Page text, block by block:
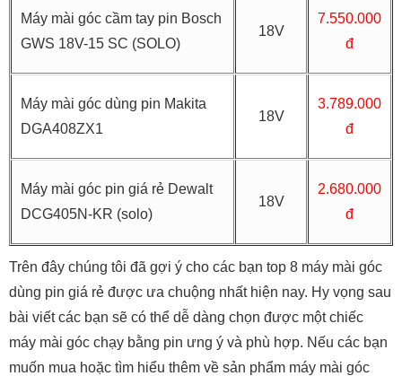
Máy mài góc cầm tay pin Bosch
GWS 18V-15 SC (SOLO)
18V
7.550.000
đ
Máy mài góc dùng pin Makita
DGA408ZX1
18V
3.789.000
đ
Máy mài góc pin giá rẻ Dewalt
DCG405N-KR (solo)
18V
2.680.000
đ
Trên đây chúng tôi đã gợi ý cho các bạn top 8 máy mài góc
dùng pin giá rẻ được ưa chuộng nhất hiện nay. Hy vọng sau
bài viết các bạn sẽ có thể dễ dàng chọn được một chiếc
máy mài góc chạy bằng pin ưng ý và phù hợp. Nếu các bạn
muốn mua hoặc tìm hiểu thêm về sản phẩm máy mài góc